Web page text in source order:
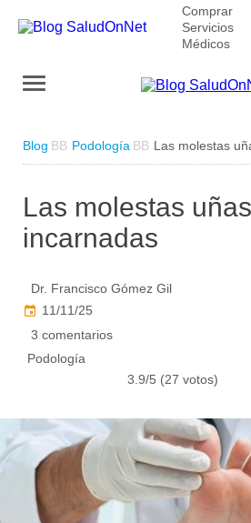
Comprar
Servicios
Médicos
Blog Podología Las molestas
Las molestas uñas
incarnadas
Dr. Francisco Gómez Gil
11/11/25
3 comentarios
Podología
3.9/5 (27 votos)